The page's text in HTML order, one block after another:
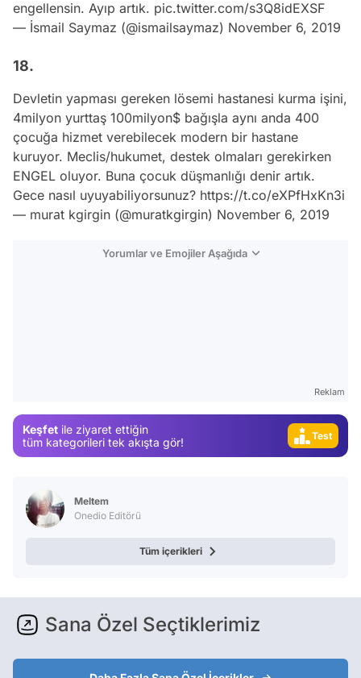
engellensin. Ayıp artık. pic.twitter.com/s3Q8idEXSF
— İsmail Saymaz (@ismailsaymaz) November 6, 2019
18.
Devletin yapması gereken lösemi hastanesi kurma işini,
4milyon yurttaş 100milyon$ bağışla aynı anda 400
çocuğa hizmet verebilecek modern bir hastane
kuruyor. Meclis/hukumet, destek olmaları gerekirken
ENGEL oluyor. Buna çocuk düşmanlığı denir artık.
Gece nasıl uyuyabiliyorsunuz? https://t.co/eXPfHxKn3i
— murаt kgirgin (@muratkgirgin) November 6, 2019
Yorumlar ve Emojiler Aşağıda
Reklam
Keşfet ile ziyaret ettiğin
tüm kategorileri tek akışta gör!
Test
Meltem
Onedio Editörü
Tüm içerikleri
Sana Özel Seçtiklerimiz